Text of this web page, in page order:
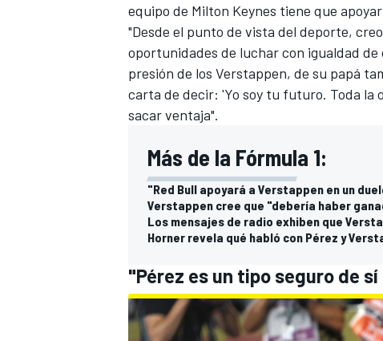
WRC
equipo de Milton Keynes tiene que
"Desde el punto de vista del deporte,
oportunidades de luchar con igualdad
presión de los Verstappen, de su papá
carta de decir: 'Yo soy tu futuro. Toda la
sacar ventaja".
Más de la Fórmula 1:
"Red Bull apoyará a Verstappen en un
Verstappen cree que "debería haber
Los mensajes de radio exhiben que
Horner revela qué habló con Pérez y
"Pérez es un tipo seguro de